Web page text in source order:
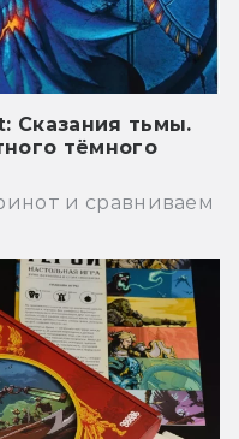
Сказания тьмы.
тёмного
и сравниваем